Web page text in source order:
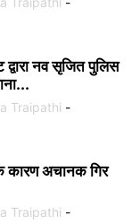
नव सृजित पुलिस
Traipathi -
कारण अचानक गिर
Traipathi -